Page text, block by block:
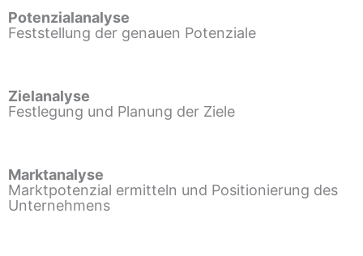
Potenzialanalyse
Feststellung der genauen Potenziale
Zielanalyse
Festlegung und Planung der Ziele
Marktanalyse
Marktpotenzial ermitteln und Positionierung des
Unternehmens